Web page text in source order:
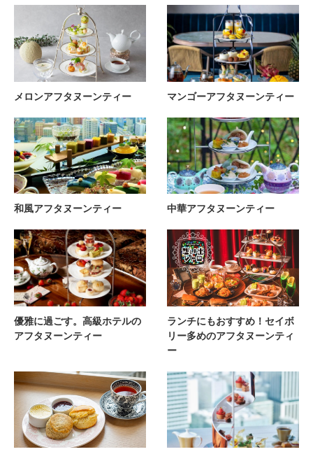
メロンアフタヌーンティー マンゴーアフタヌーンティー
和風アフタヌーンティー 中華アフタヌーンティー
優雅に過ごす。高級ホテルの
アフタヌーンティー
ランチにもおすすめ！セイボ
リー多めのアフタヌーンティ
ー